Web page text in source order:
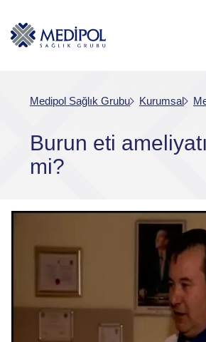
Medipol Sağlık Grubu Kurumsal
Burun eti
mi?